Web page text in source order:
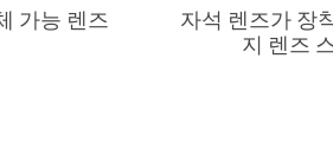
가능 렌즈
자석 렌즈가 장
지 렌즈